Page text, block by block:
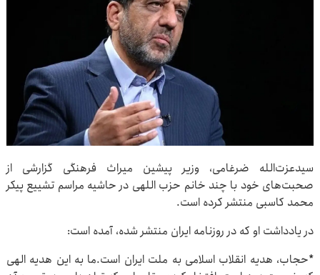
سیدعزت‌الله ضرغامی، وزیر پیشین میراث فرهنگی گزارشی از
صحبت‌های خود با چند خانم حزب اللهی در حاشیه مراسم تشییع پیکر
محمد کاسبی منتشر کرده است.
در یادداشت او که در روزنامه ایران منتشر شده، آمده است:
*حجاب، هدیه‌ انقلاب اسلامی به ملت ایران است.ما به این هدیه‌ الهی